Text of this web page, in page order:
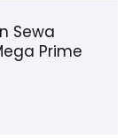
Sewa
Prime